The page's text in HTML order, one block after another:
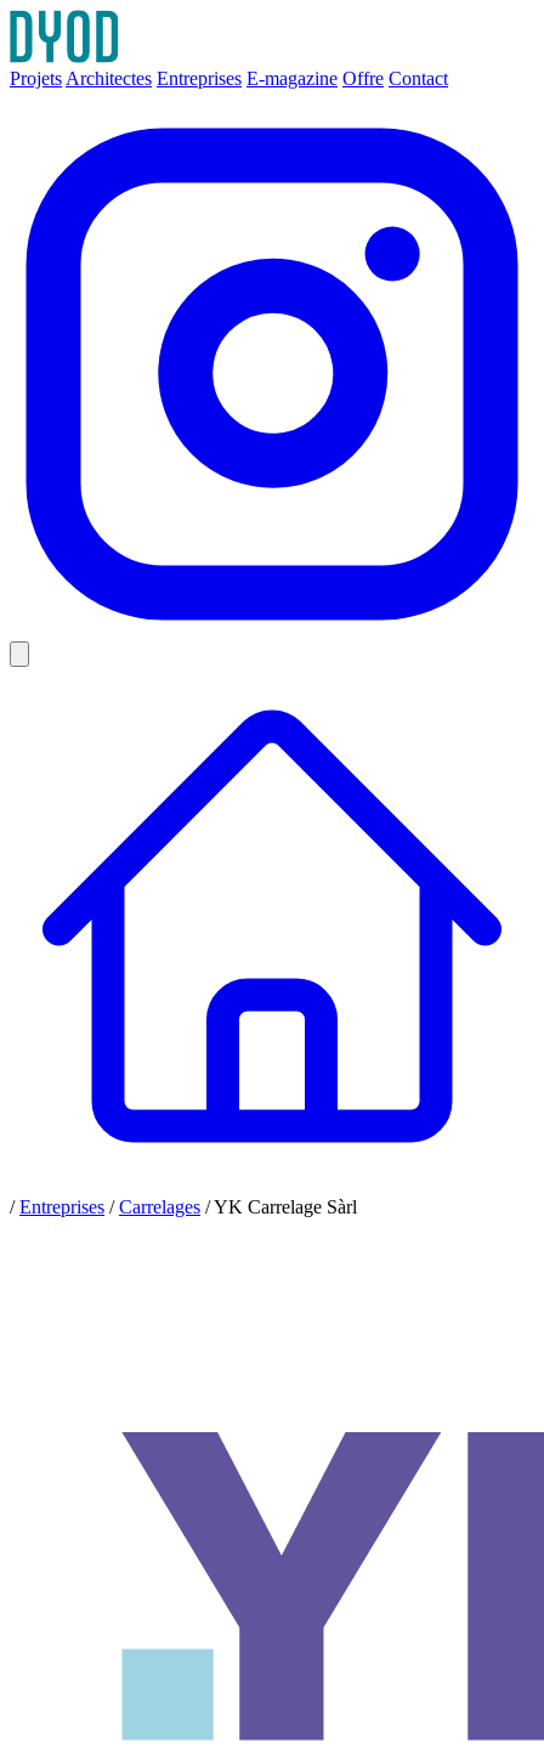
Projets Architectes Entreprises E-magazine Offre Contact
/ Entreprises / Carrelages /YK Carrelage Sàrl